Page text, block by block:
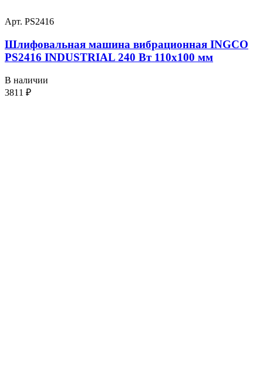
Арт. PS2416
Шлифовальная машина вибрационная INGCO
PS2416 INDUSTRIAL 240 Вт 110х100 мм
В наличии
3811 ₽